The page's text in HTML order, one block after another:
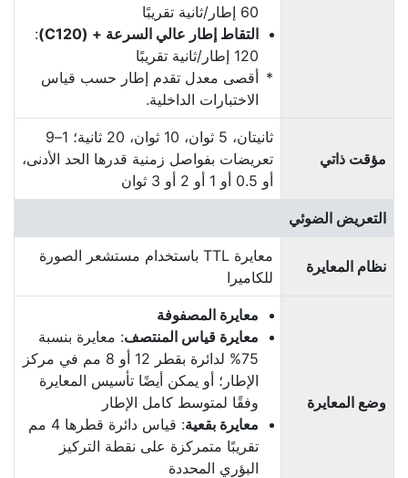
60 إطار/ثانية تقريبًا
التقاط إطار عالي السرعة + (C120)
‏:
120 إطار/ثانية تقريبًا
أقصى معدل تقدم إطار حسب قياس
الاختبارات الداخلية.
مؤقت ذاتي
ثانيتان، 5 ثوان، 10 ثوان، 20 ثانية؛ 1–9
تعريضات بفواصل زمنية قدرها الحد الأدنى،
أو 0.5 أو 1 أو 2 أو 3 ثوان
التعريض الضوئي
نظام المعايرة
معايرة TTL باستخدام مستشعر الصورة
للكاميرا
وضع المعايرة
معايرة المصفوفة
معايرة قياس المنتصف: معايرة بنسبة
75% لدائرة بقطر 12 أو 8 مم في مركز
الإطار؛ أو يمكن أيضًا تأسيس المعايرة
وفقًا لمتوسط كامل الإطار
معايرة بقعية
: قياس دائرة قطرها 4 مم
تقريبًا متمركزة على نقطة التركيز
البؤري المحددة